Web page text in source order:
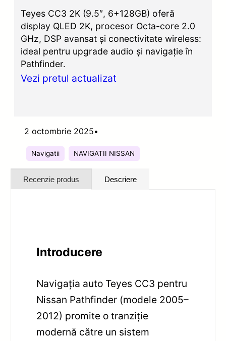
Teyes CC3 2K (9.5″, 6+128GB) oferă
display QLED 2K, procesor Octa-core 2.0
GHz, DSP avansat și conectivitate wireless:
ideal pentru upgrade audio și navigație în
Pathfinder.
Vezi pretul actualizat
2 octombrie 2025•
Navigatii NAVIGATII NISSAN
Recenzie produs Descriere
Introducere
Navigația auto Teyes CC3 pentru
Nissan Pathfinder (modele 2005–
2012) promite o tranziție
modernă către un sistem